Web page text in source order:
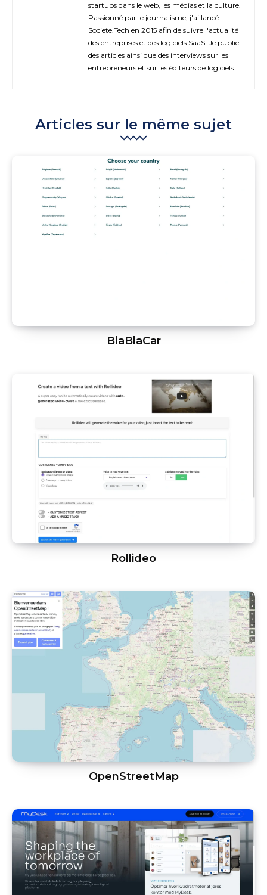
startups dans le web, les médias et la culture.
Passionné par le journalisme, j'ai lancé
Societe.Tech en 2015 afin de suivre l'actualité
des entreprises et des logiciels SaaS. Je publie
des articles ainsi que des interviews sur les
entrepreneurs et sur les éditeurs de logiciels.
Articles sur le même sujet
BlaBlaCar
Rollideo
OpenStreetMap